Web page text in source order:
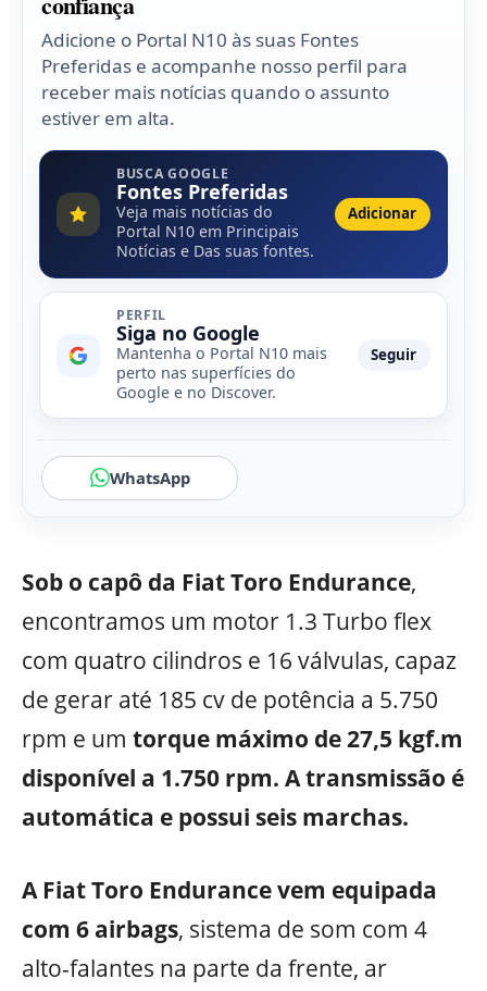
Adicione o Portal N10 às suas Fontes
Preferidas e acompanhe nosso perfil para
receber mais notícias quando o assunto
estiver em alta.
BUSCA GOOGLE
Fontes Preferidas
Veja mais notícias do
Portal N10 em Principais
Notícias e Das suas fontes.
Adicionar
PERFIL
Siga no Google
Mantenha o Portal N10 mais
perto nas superfícies do
Google e no Discover.
Seguir
WhatsApp
Sob o capô da Fiat Toro Endurance,
encontramos um motor 1.3 Turbo flex
com quatro cilindros e 16 válvulas, capaz
de gerar até 185 cv de potência a 5.750
rpm e um torque máximo de 27,5 kgf.m
disponível a 1.750 rpm. A transmissão é
automática e possui seis marchas.
A Fiat Toro Endurance vem equipada
com 6 airbags, sistema de som com 4
alto-falantes na parte da frente, ar